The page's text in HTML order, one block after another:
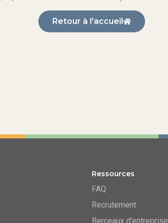
Retour à l'accueil
Ressources
FAQ
Recrutement
Berceaux d'entreprise